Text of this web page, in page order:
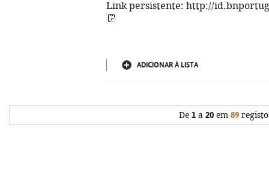
Link persistente: http://
ADICIONAR À LISTA
De 1a 20em 89